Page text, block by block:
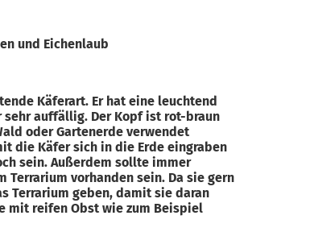
und Eichenlaub
Käferart. Er hat eine leuchtend
auffällig. Der Kopf ist rot-braun
oder Gartenerde verwendet
die Käfer sich in die Erde eingraben
sein. Außerdem sollte immer
vorhanden sein. Da sie gern
Terrarium geben, damit sie daran
mit reifen Obst wie zum Beispiel